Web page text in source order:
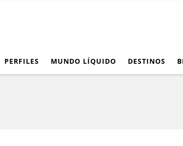
PERFILES MUNDO LÍQUIDO DESTINOS